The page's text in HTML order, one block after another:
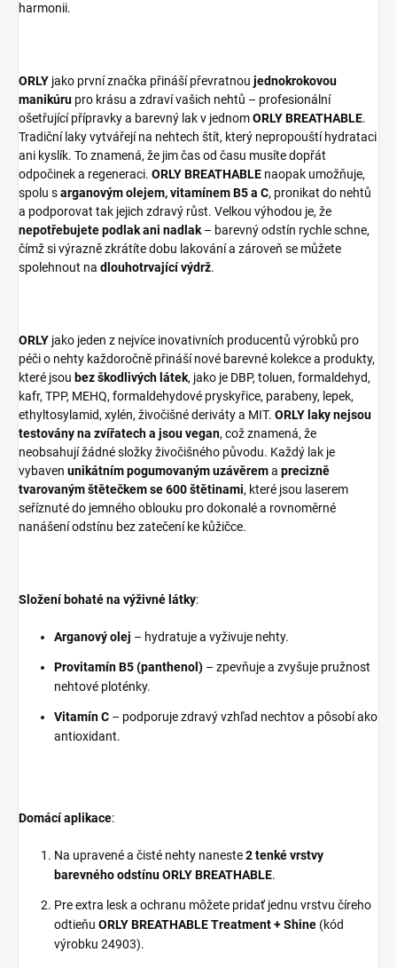
harmonii.
ORLY jako první značka přináší převratnou jednokrokovou
manikúru pro krásu a zdraví vašich nehtů – profesionální
ošetřující přípravky a barevný lak v jednomORLY BREATHABLE.
Tradiční laky vytvářejí na nehtech štít, který nepropouští hydrataci
ani kyslík. To znamená, že jim čas od času musíte dopřát
odpočinek a regeneraci. ORLY BREATHABLE naopak umožňuje,
spolu sarganovým olejem, vitamínem B5 a C, pronikat do nehtů
a podporovat tak jejich zdravý růst. Velkou výhodou je, že
nepotřebujete podlak ani nadlak– barevný odstín rychle schne,
čímž si výrazně zkrátíte dobu lakování a zároveň se můžete
spolehnout na dlouhotrvající výdrž.
ORLY jako jeden z nejvíce inovativních producentů výrobků pro
péči o nehty každoročně přináší nové barevné kolekce a produkty,
které jsou bez škodlivých látek, jako je DBP, toluen, formaldehyd,
kafr, TPP, MEHQ, formaldehydové pryskyřice, parabeny, lepek,
ethyltosylamid, xylén, živočišné deriváty a MIT. ORLY laky nejsou
testovány na zvířatech a jsou vegan, což znamená, že
neobsahují žádné složky živočišného původu. Každý lak je
vybaven unikátním pogumovaným uzávěrema precizně
tvarovaným štětečkem se 600 štětinami, které jsou laserem
seříznuté do jemného oblouku pro dokonalé a rovnoměrné
nanášení odstínu bez zatečení ke kůžičce.
Složení bohaté na výživné látky:
Arganový olej – hydratuje a vyživuje nehty.
Provitamín B5 (panthenol) – zpevňuje a zvyšuje pružnost
nehtové ploténky.
Vitamín C – podporuje zdravý vzhľad nechtov a pôsobí ako
antioxidant.
Domácí aplikace:
Na upravené a čisté nehty naneste2 tenké vrstvy
barevného odstínu ORLY BREATHABLE.
Pre extra lesk a ochranu môžete pridať jednu vrstvu číreho
odtieňu ORLY BREATHABLE Treatment + Shine (kód
výrobku 24903).